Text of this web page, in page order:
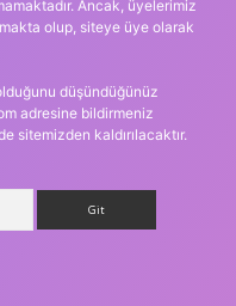
Ancak, üyelerimiz
olup, siteye üye olarak
düşündüğünüz
adresine bildirmeniz
sitemizden kaldırılacaktır.